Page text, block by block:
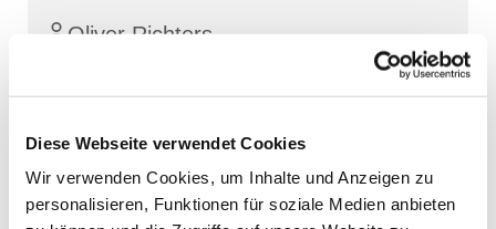
Diese Webseite verwendet Cookies
Wir verwenden Cookies, um Inhalte und Anzeigen zu
personalisieren, Funktionen für soziale Medien anbieten
Oliver Richters